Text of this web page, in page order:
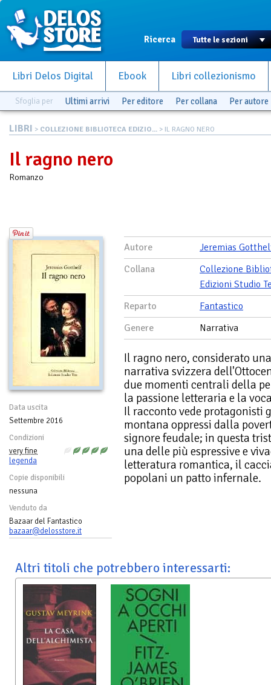
Ricerca
Libri Delos Digital Ebook Libri collezionismo
Sfoglia per Ultimi arrivi Per editore Per collana Per autore
LIBRI > COLLEZIONE BIBLIOTECA EDIZIO... > IL RAGNO NERO
Il ragno nero
Romanzo
Data uscita
Settembre 2016
Condizioni
very fine
legenda
Copie disponibili
nessuna
Venduto da
Bazaar del Fantastico
bazaar@delosstore.it
Autore
Jeremias
Collana
Collezione
Edizioni Studio
Reparto
Fantastico
Genere
Narrativa
Il ragno nero, considerato
narrativa svizzera
due momenti centrali della
la passione letteraria e la
Il racconto vede
montana oppressi dalla
signore feudale; in questa
una delle più espressive e
letteratura romantica, il
popolani un patto infernale.
Altri titoli che potrebbero interessarti: